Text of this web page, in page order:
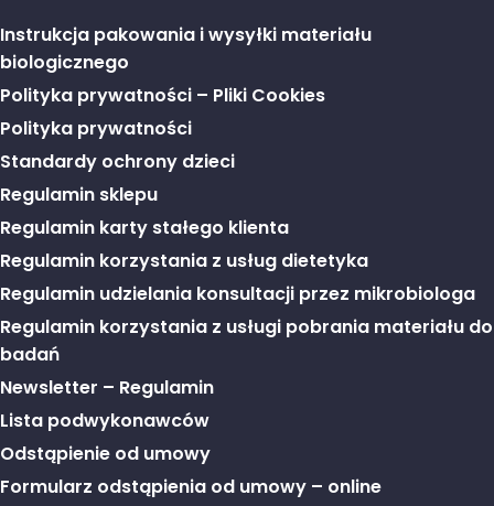
Instrukcja pakowania i wysyłki materiału
biologicznego
Polityka prywatności – Pliki Cookies
Polityka prywatności
Standardy ochrony dzieci
Regulamin sklepu
Regulamin karty stałego klienta
Regulamin korzystania z usług dietetyka
Regulamin udzielania konsultacji przez mikrobiologa
Regulamin korzystania z usługi pobrania materiału do
badań
Newsletter – Regulamin
Lista podwykonawców
Odstąpienie od umowy
Formularz odstąpienia od umowy – online